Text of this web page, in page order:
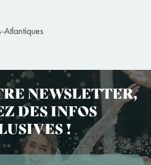
Atlantiques
NEWSLETTER,
DES INFOS
!